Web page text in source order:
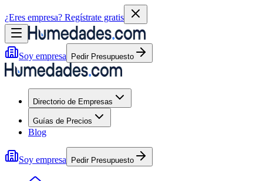
¿Eres empresa? Regístrate gratis
Soy empresa Pedir Presupuesto
Directorio de Empresas
Guías de Precios
Blog
Soy empresa Pedir Presupuesto